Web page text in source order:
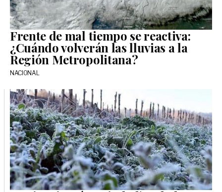
Frente de mal tiempo se reactiva:
¿Cuándo volverán las lluvias a la
Región Metropolitana?
NACIONAL